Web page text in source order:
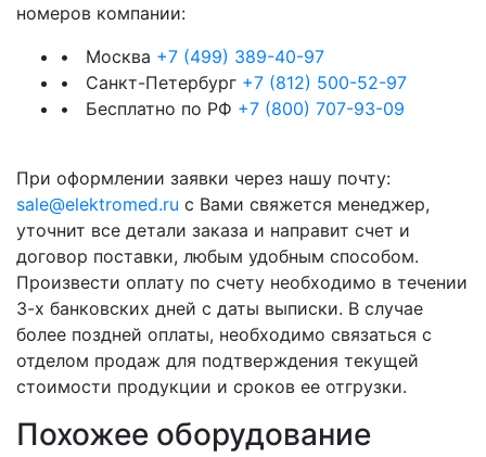
номеров компании:
• Москва +7 (499) 389-40-97
• Санкт-Петербург +7 (812) 500-52-97
• Бесплатно по РФ +7 (800) 707-93-09
При оформлении заявки через нашу почту:
sale@elektromed.ru с Вами свяжется менеджер,
уточнит все детали заказа и направит счет и
договор поставки, любым удобным способом.
Произвести оплату по счету необходимо в течении
3-х банковских дней с даты выписки. В случае
более поздней оплаты, необходимо связаться с
отделом продаж для подтверждения текущей
стоимости продукции и сроков ее отгрузки.
Похожее оборудование